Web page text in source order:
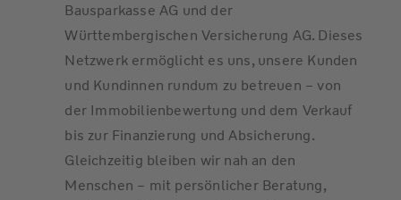
Bausparkasse AG und der
Württembergischen Versicherung AG. Dieses
Netzwerk ermöglicht es uns, unsere Kunden
und Kundinnen rundum zu betreuen – von
der Immobilienbewertung und dem Verkauf
bis zur Finanzierung und Absicherung.
Gleichzeitig bleiben wir nah an den
Menschen – mit persönlicher Beratung,